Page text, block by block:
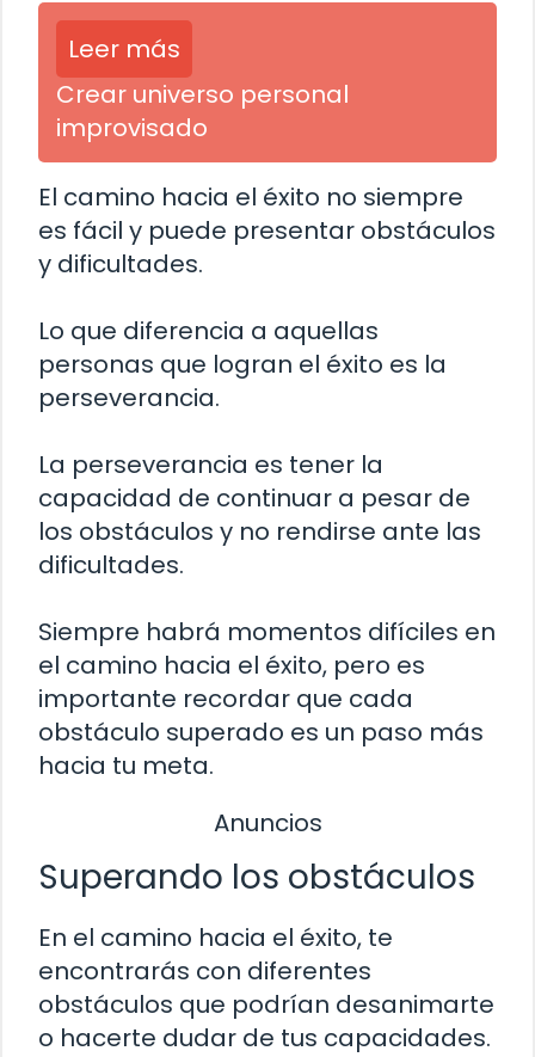
Leer más
Crear universo personal
improvisado
El camino hacia el éxito no siempre
es fácil y puede presentar obstáculos
y dificultades.
Lo que diferencia a aquellas
personas que logran el éxito es la
perseverancia.
La perseverancia es tener la
capacidad de continuar a pesar de
los obstáculos y no rendirse ante las
dificultades.
Siempre habrá momentos difíciles en
el camino hacia el éxito, pero es
importante recordar que cada
obstáculo superado es un paso más
hacia tu meta.
Anuncios
Superando los obstáculos
En el camino hacia el éxito, te
encontrarás con diferentes
obstáculos que podrían desanimarte
o hacerte dudar de tus capacidades.